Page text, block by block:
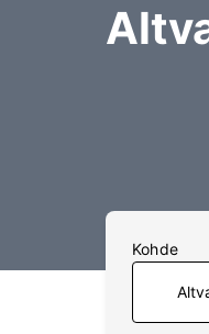
Kohde